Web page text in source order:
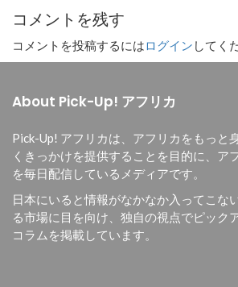
コメントを残す
コメントを投稿するにはログイン してく
About Pick-Up! アフリカ
Pick-Up! アフリカは、 アフリカをもっと
くきっかけを提供することを目的に、 ア
を毎日配信しているメディアです。
日本にいると情報がなかなか入ってこな
る市場に目を向け、独自の視点でピック
コラムを掲載しています。